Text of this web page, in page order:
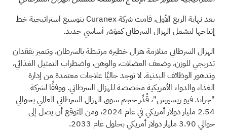
بعد نهاية الربع الأول، قامت شركة Curanex بتوسيع استراتيجية خط
إنتاجها لتشمل الهزال السرطاني كمؤشر أساسي جديد.
الهزال السرطاني متلازمة هزال خطيرة مرتبطة بالسرطان، وتتميز بفقدان
تدريجي للوزن، وضعف العضلات، والوهن، واضطراب التمثيل الغذائي،
وتدهور الوظائف البدنية. لا توجد حاليًا علاجات معتمدة من إدارة
الغذاء والدواء الأمريكية مخصصة للهزال السرطاني. ووفقًا لشركة
"جراند فيو ريسيرش"، قُدِّر حجم سوق الهزال السرطاني العالمي بحوالي
2.54 مليار دولار أمريكي في عام 2024، ومن المتوقع أن يصل إلى
حوالي 3.90 مليار دولار أمريكي بحلول عام 2033.